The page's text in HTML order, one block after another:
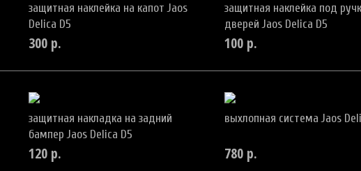
защитная наклейка на капот Jaos
Delica D5
300 р.
защитная наклейка под
дверей Jaos Delica D5
100р.
защитная накладка на задний
бампер Jaos Delica D5
120 р.
выхлопная система Jaos
780р.